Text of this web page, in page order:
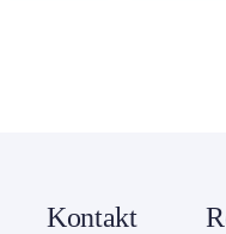
Kontakt